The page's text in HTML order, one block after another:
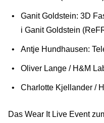
Ganit Goldstein: 3D
i Ganit Goldstein
Antje Hundhausen:
Oliver Lange / H&M
Charlotte Kjellander /
Das Wear It Live Event